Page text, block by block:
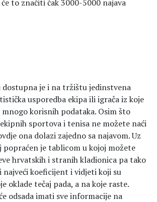
to značiti čak 3000-5000 najava
dostupna je i na tržištu jedinstvena
usporedba ekipa ili igrača iz koje
mnogo korisnih podataka. Osim što
sportova i tenisa ne možete naći
ona dolazi zajedno sa najavom. Uz
popraćen je tablicom u kojoj možete
hrvatskih i stranih kladionica pa tako
najveći koeficijent i vidjeti koji su
oklade tečaj pada, a na koje raste.
odsada imati sve informacije na